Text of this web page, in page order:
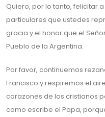
Quiero, por lo tanto, felicitar
particulares que ustedes
gracia y el honor que el
Pueblo de la Argentina.
Por favor, continuemos
Francisco y respiremos el
corazones de los cristianos
como escribe el Papa,